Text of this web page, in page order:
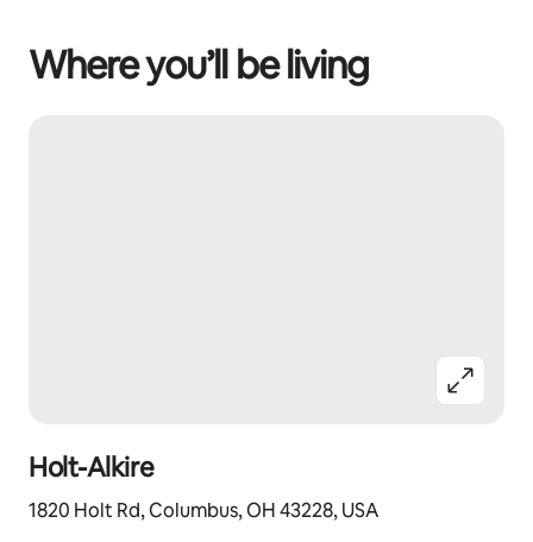
Where you’ll be living
Holt-Alkire
1820 Holt Rd, Columbus, OH 43228, USA